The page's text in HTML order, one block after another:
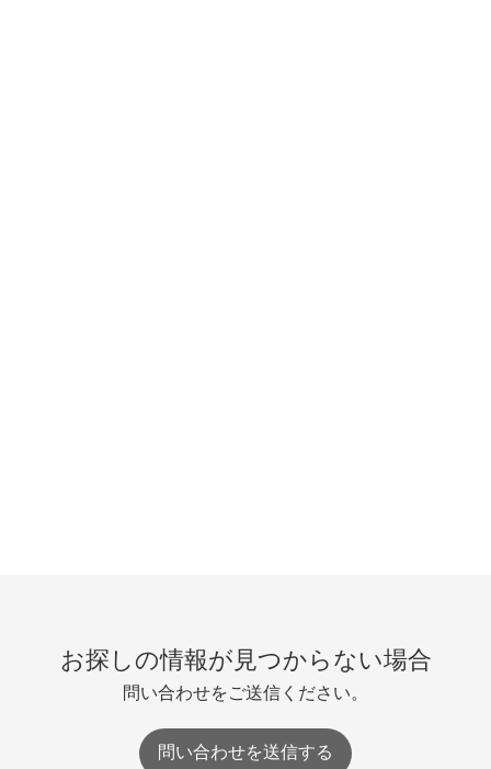
お探しの情報が見つからない場合
問い合わせをご送信ください。
問い合わせを送信する